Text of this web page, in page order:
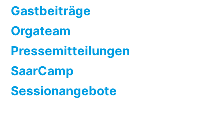
Gastbeiträge
Orgateam
Pressemitteilungen
SaarCamp
Sessionangebote